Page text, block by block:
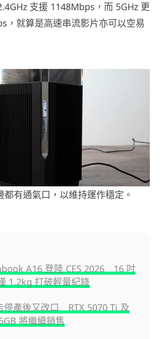
支援 1148Mbps，而 5GHz 更
，就算是高速串流影片亦可以空易
有通氣口，以維持運作穩定。
A16 登陸 CES 2026 16 吋
1.2kg 打破輕量紀錄
停產後又改口 RTX 5070 Ti 及
將繼續銷售